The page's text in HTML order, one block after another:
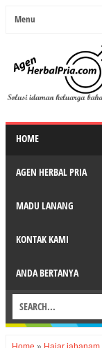
HOME
AGEN HERBAL PRIA
MADU LANANG
KONTAK KAMI
ANDA BERTANYA